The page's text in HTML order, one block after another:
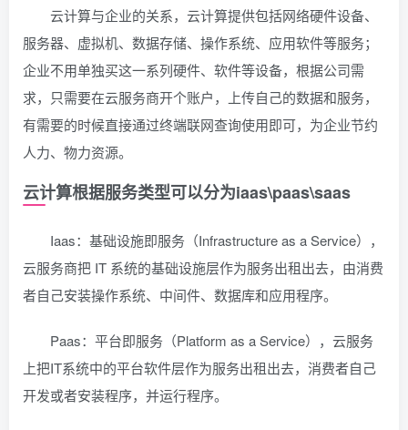
云计算与企业的关系，云计算提供包括网络硬件设备、
服务器、虚拟机、数据存储、操作系统、应用软件等服务；
企业不用单独买这一系列硬件、软件等设备，根据公司需
求，只需要在云服务商开个账户，上传自己的数据和服务，
有需要的时候直接通过终端联网查询使用即可，为企业节约
人力、物力资源。
云计算根据服务类型可以分为iaas\paas\saas
Iaas：基础设施即服务（Infrastructure as a Service），
云服务商把 IT 系统的基础设施层作为服务出租出去，由消费
者自己安装操作系统、中间件、数据库和应用程序。
Paas：平台即服务（Platform as a Service），云服务
上把IT系统中的平台软件层作为服务出租出去，消费者自己
开发或者安装程序，并运行程序。